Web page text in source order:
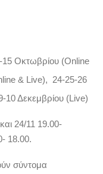
15 Οκτωβρίου (Online
& Live), 24-25-26
10 Δεκεμβρίου (Live)
24/11 19.00-
18.00.
σύντομα